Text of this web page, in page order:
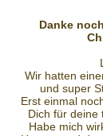
Danke
Wir hatten
und super
Erst einmal
Dich für deine
Habe mich